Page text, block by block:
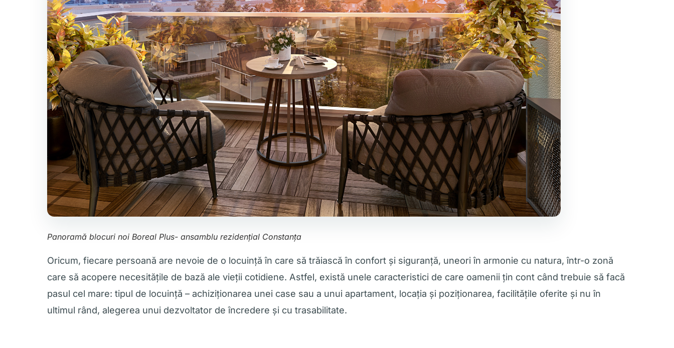
Panoramă blocuri noi Boreal Plus- ansamblu rezidențial Constanța
Oricum, fiecare persoană are nevoie de o locuință în care să trăiască în confort și siguranță, uneori în armonie cu natura, într-o zonă
care să acopere necesitățile de bază ale vieții cotidiene. Astfel, există unele caracteristici de care oamenii țin cont când trebuie să facă
pasul cel mare: tipul de locuință – achiziționarea unei case sau a unui apartament, locația și poziționarea, facilitățile oferite și nu în
ultimul rând, alegerea unui dezvoltator de încredere și cu trasabilitate.